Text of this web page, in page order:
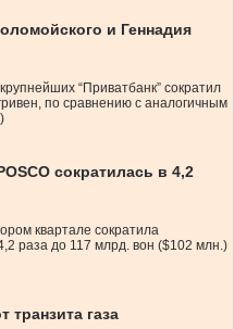
и Геннадия
“Приватбанк” сократил
по сравнению с аналогичным
сократилась в 4,2
квартале сократила
раза до 117 млрд. вон ($102 млн.)
транзита газа